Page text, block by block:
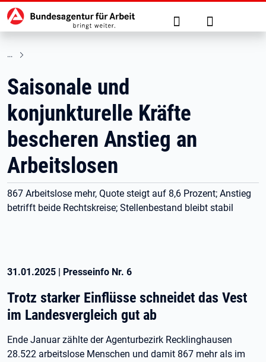
zu den Hauptinhalten springen
Hauptnavigation Suche Anmelden
Saisonale und
konjunkturelle Kräfte
bescheren Anstieg an
Arbeitslosen
867 Arbeitslose mehr, Quote steigt auf 8,6 Prozent; Anstieg
betrifft beide Rechtskreise; Stellenbestand bleibt stabil
31.01.2025 | Presseinfo Nr. 6
Trotz starker Einflüsse schneidet das Vest
im Landesvergleich gut ab
Ende Januar zählte der Agenturbezirk Recklinghausen
28.522 arbeitslose Menschen und damit 867 mehr als im